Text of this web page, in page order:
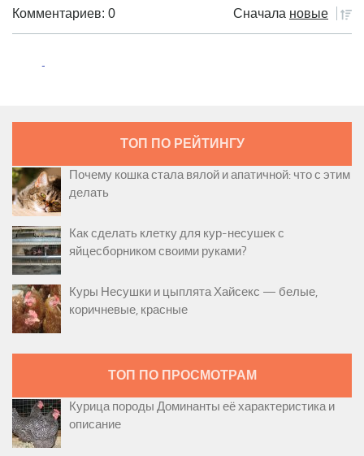
Комментариев: 0 Сначала новые
ТОП ПО РЕЙТИНГУ
Почему кошка стала вялой и апатичной: что с этим
делать
Как сделать клетку для кур-несушек с
яйцесборником своими руками?
Куры Несушки и цыплята Хайсекс — белые,
коричневые, красные
ТОП ПО ПРОСМОТРАМ
Курица породы Доминанты её характеристика и
описание